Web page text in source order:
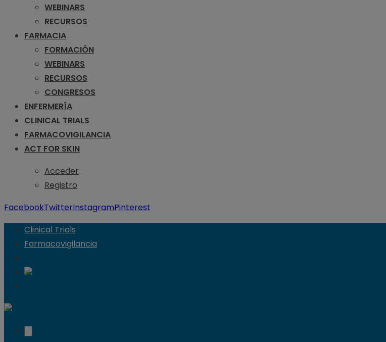
WEBINARS
RECURSOS
FARMACIA
FORMACIÓN
WEBINARS
RECURSOS
CONGRESOS
ENFERMERÍA
CLINICAL TRIALS
FARMACOVIGILANCIA
ACT FOR SKIN
Acceder
Registro
FacebookTwitterInstagramPinterest
Clinical Trials
Farmacovigilancia